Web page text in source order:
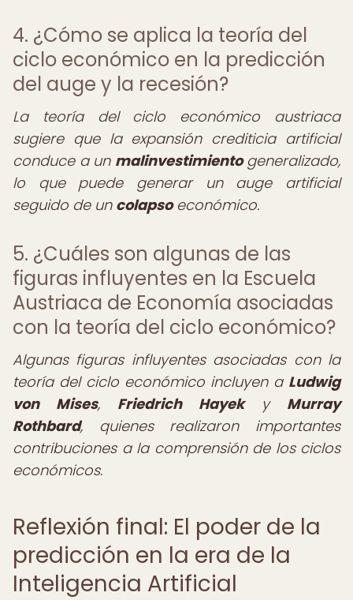
4. ¿Cómo se aplica la teoría del
ciclo económico en la predicción
del auge y la recesión?
La teoría del ciclo económico austriaca
sugiere que la expansión crediticia artificial
conduce a un malinvestimientogeneralizado,
lo que puede generar un auge artificial
seguido de un colapsoeconómico.
5. ¿Cuáles son algunas de las
figuras influyentes en la Escuela
Austriaca de Economía asociadas
con la teoría del ciclo económico?
Algunas figuras influyentes asociadas con la
teoría del ciclo económico incluyen a Ludwig
von Mises, Friedrich Hayeky Murray
Rothbard, quienes realizaron importantes
contribuciones a la comprensión de los ciclos
económicos.
Reflexión final: El poder de la
predicción en la era de la
Inteligencia Artificial